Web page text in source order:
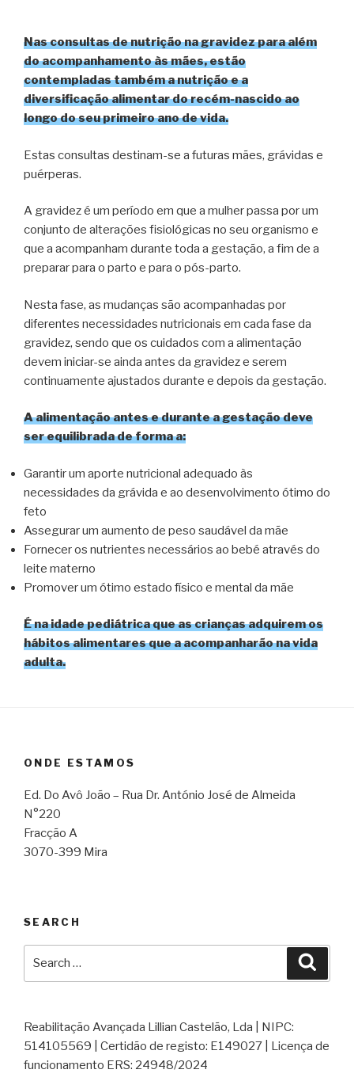
Nas consultas de nutrição na gravidez para além
do acompanhamento às mães, estão
contempladas também a nutrição e a
diversificação alimentar do recém-nascido ao
longo do seu primeiro ano de vida.
Estas consultas destinam-se a futuras mães, grávidas e
puérperas.
A gravidez é um período em que a mulher passa por um
conjunto de alterações fisiológicas no seu organismo e
que a acompanham durante toda a gestação, a fim de a
preparar para o parto e para o pós-parto.
Nesta fase, as mudanças são acompanhadas por
diferentes necessidades nutricionais em cada fase da
gravidez, sendo que os cuidados com a alimentação
devem iniciar-se ainda antes da gravidez e serem
continuamente ajustados durante e depois da gestação.
A alimentação antes e durante a gestação deve
ser equilibrada de forma a:
Garantir um aporte nutricional adequado às
necessidades da grávida e ao desenvolvimento ótimo do
feto
Assegurar um aumento de peso saudável da mãe
Fornecer os nutrientes necessários ao bebé através do
leite materno
Promover um ótimo estado físico e mental da mãe
É na idade pediátrica que as crianças adquirem os
hábitos alimentares que a acompanharão na vida
adulta.
ONDE ESTAMOS
Ed. Do Avô João – Rua Dr. António José de Almeida
N°220
Fracção A
3070-399 Mira
SEARCH
Reabilitação Avançada Lillian Castelão, Lda | NIPC:
514105569 | Certidão de registo: E149027 | Licença de
funcionamento ERS: 24948/2024